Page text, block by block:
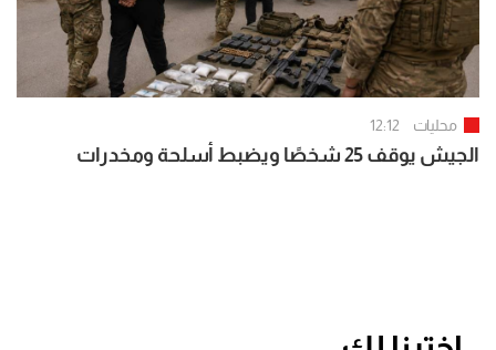
محليات 12:12
الجيش يوقف 25 شخصًا ويضبط أسلحة ومخدرات